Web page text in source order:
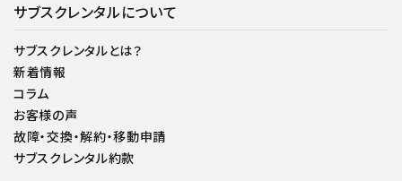
サブスクレンタルについて
サブスクレンタルとは？
新着情報
コラム
お客様の声
故障・交換・解約・移動申請
サブスクレンタル約款